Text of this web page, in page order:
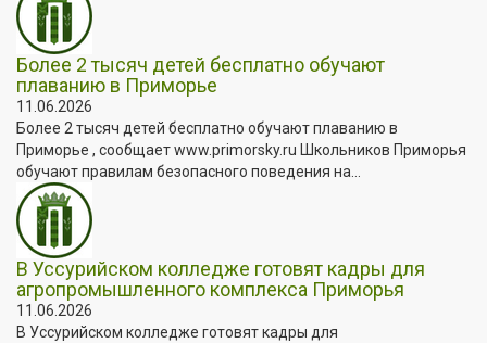
Более 2 тысяч детей бесплатно обучают
плаванию в Приморье
11.06.2026
Более 2 тысяч детей бесплатно обучают плаванию в
Приморье , сообщает www.primorsky.ru Школьников Приморья
обучают правилам безопасного поведения на...
В Уссурийском колледже готовят кадры для
агропромышленного комплекса Приморья
11.06.2026
В Уссурийском колледже готовят кадры для